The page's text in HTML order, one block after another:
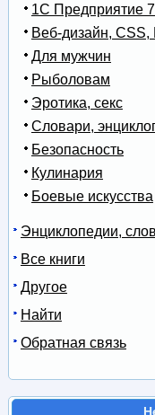
1С Предприятие
Веб-дизайн, CSS,
Для мужчин
Рыболовам
Эротика, секс
Словари,
Безопасность
Кулинария
Боевые искусства
Энциклопедии,
Все книги
Другое
Найти
Обратная связь